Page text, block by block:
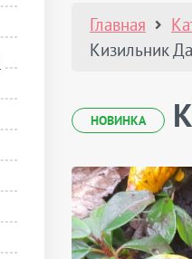
Главная
Кизильник
НОВИНКА